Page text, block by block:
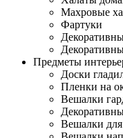
Махровые
Фартуки
Предметы
Доски
Пленки на
Вешалки
Вешалки